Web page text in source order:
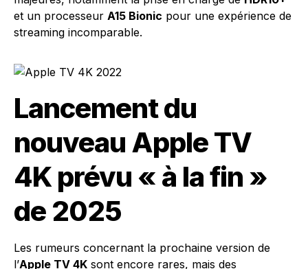
et un processeur A15 Bionic pour une expérience de
streaming incomparable.
Lancement du
nouveau Apple TV
4K prévu « à la fin »
de 2025
Les rumeurs concernant la prochaine version de
l’Apple TV 4K sont encore rares, mais des